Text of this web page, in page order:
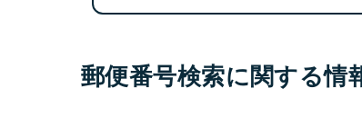
郵便番号検索に関する情